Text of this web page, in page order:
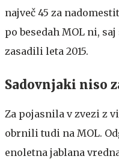
največ 45 za
po besedah MOL ni,
zasadili leta 2015.
Sadovnjaki niso
Za pojasnila v zvezi z
obrnili tudi na MOL.
enoletna jablana